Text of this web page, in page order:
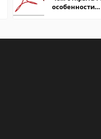
особенности